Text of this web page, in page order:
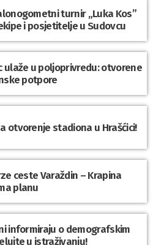
turnir „Luka Kos”
i posjetitelje u Sudovcu
ulaže u poljoprivredu: otvorene
potpore
otvorenje stadiona u Hrašćici!
ceste Varaždin – Krapina
planu
informiraju o demografskim
u istraživanju!